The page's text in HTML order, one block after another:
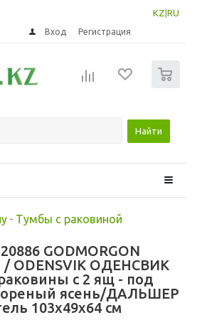
KZ RU
Вход Регистрация
Найти
- Тумбы с раковиной
GODMORGON
ОДЕНСВИК
с 2 ящ - под
ясень/ДАЛЬШЕР
103x49x64 см